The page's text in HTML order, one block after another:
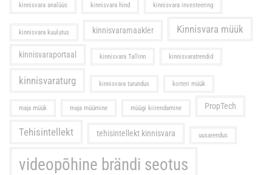
kinnisvara analüüs kinnisvara hind kinnisvara investeering
kinnisvara kuulutus kinnisvaramaakler Kinnisvara müük
kinnisvaraportaal kinnisvara Tallinn kinnisvaratrendid
kinnisvaraturg kinnisvara turundus korteri müük
maja müük maja müümine müügi kiirendamine PropTech
Tehisintellekt tehisintellekt kinnisvara uusarendus
videopõhine brändi seotus